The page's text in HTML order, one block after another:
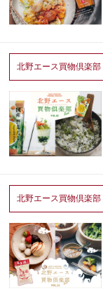
北野エース買物倶楽部
北野エース買物倶楽部